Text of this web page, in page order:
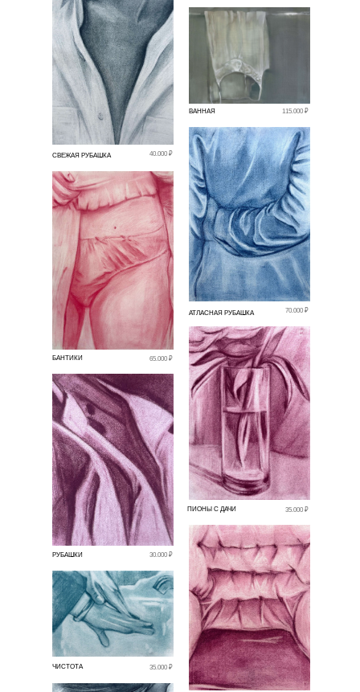
ВАННАЯ 115.000 ₽
АТЛАСНАЯ РУБАШКА 70.000 ₽
СВЕЖАЯ РУБАШКА 40.000 ₽
ПИОНЫ С ДАЧИ 35.000 ₽
ЧИСТОТА 35.000 ₽
РУБАШКИ 30.000 ₽
БАНТИКИ 65.000 ₽